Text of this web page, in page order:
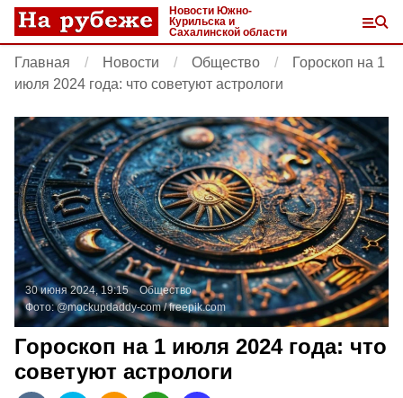
Новости Южно-
Курильска и
Сахалинской области
Главная Новости Общество
Гороскоп на 1
июля 2024 года: что советуют астрологи
30 июня 2024, 19:15
Общество
Фото:@mockupdaddy-com /freepik.com
Гороскоп на 1 июля 2024 года: что
советуют астрологи